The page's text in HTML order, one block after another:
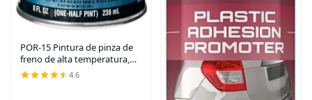
POR-15 Pintura de pinza de
freno de alta temperatura,
revestimiento resistente al
calor, 8 onzas líquidas, color
4.6